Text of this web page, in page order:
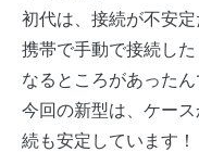
初代は、接続が不安定
携帯で手動で接続し
なるところがあったん
今回の新型は、ケー
続も安定しています！